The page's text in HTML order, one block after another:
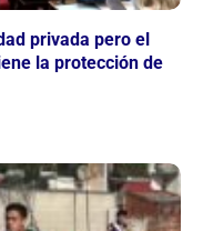
privada pero el
la protección de